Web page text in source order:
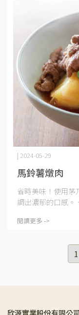
馬鈴薯燉肉
| 2024-05-29
省時美味！使用茅
調出濃郁的口感
閱讀更多 ->
1
欣源實業股份有限公司